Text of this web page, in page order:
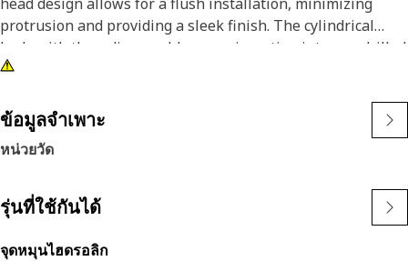
protrusion and providing a sleek finish. The cylindrical
body with threading enables easy insertion into pre-drilled
and tapped holes, while the flat underside of the head
Attributes:
• Withstand vertical and shear loads.
• Designed to distribute the load evenly.
• Offers high tensile strength for secure fastening.
• Resistant to stripping and rounding of the head.
ข้อมูลจำเพาะ
หน่วยวัด
รุ่นที่ใช้กันได้
จุดหมุนไฮดรอลิก